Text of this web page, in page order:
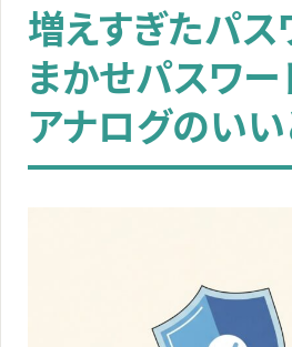
増えすぎたパス
まかせパスワー
アナログのい